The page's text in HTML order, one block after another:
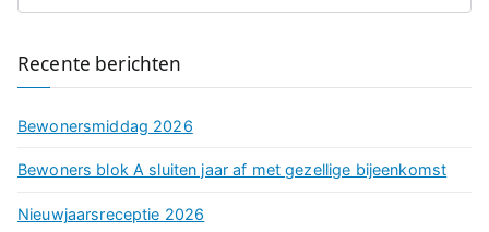
Recente berichten
Bewonersmiddag 2026
Bewoners blok A sluiten jaar af met gezellige bijeenkomst
Nieuwjaarsreceptie 2026